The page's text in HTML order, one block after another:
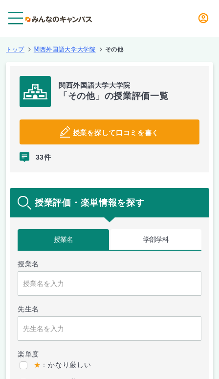
トップ 関西外国語大学大学院 その他
関西外国語大学大学院
「その他」の授業評価一覧
授業を探して口コミを書く
33件
授業評価・楽単情報を探す
授業名 学部学科
授業名
先生名
楽単度
★ ：かなり厳しい